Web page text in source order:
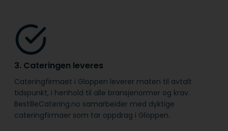
3. Cateringen leveres
Cateringfirmaet i Gloppen leverer maten til avtalt
tidspunkt, i henhold til alle bransje­normer og krav.
BestilleCatering.no samarbeider med dyktige
cateringfirmaer som tar oppdrag i Gloppen.